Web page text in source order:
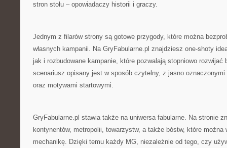
stron stołu – opowiadaczy historii i graczy.
Jednym z filarów strony są gotowe przygody, które można
własnych kampanii. Na GryFabularne.pl znajdziesz one-shoty
jak i rozbudowane kampanie, które pozwalają stopniowo rozwijać
scenariusz opisany jest w sposób czytelny, z jasno
oraz motywami startowymi.
GryFabularne.pl stawia także na uniwersa fabularne. Na stronie
kontynentów, metropolii, towarzystw, a także bóstw, które można
mechanikę. Dzięki temu każdy MG, niezależnie od tego, czy